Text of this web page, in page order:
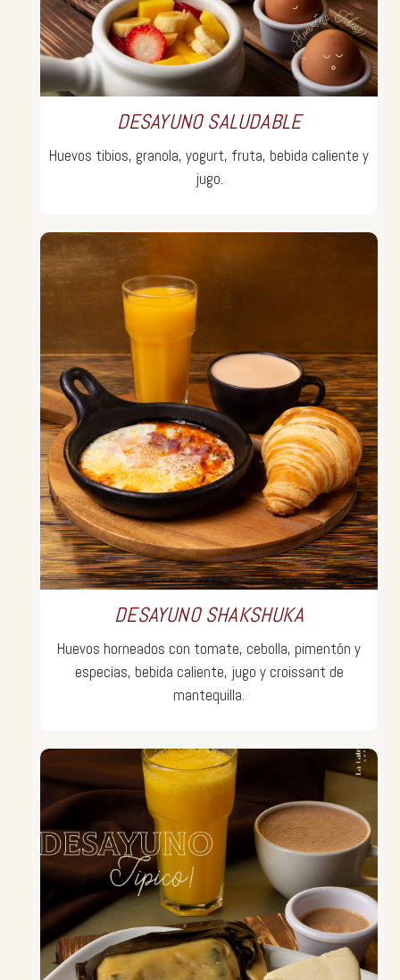
DESAYUNO SALUDABLE
Huevos tibios, granola, yogurt, fruta, bebida caliente y
jugo.
DESAYUNO SHAKSHUKA
Huevos horneados con tomate, cebolla, pimentón y
especias, bebida caliente, jugo y croissant de
mantequilla.